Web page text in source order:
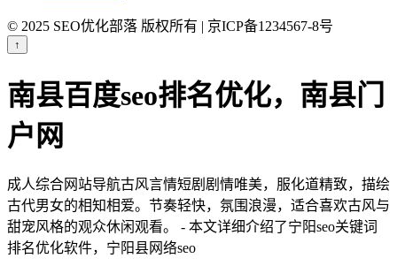
© 2025 SEO优化部落 版权所有 | 京ICP备1234567-8号
↑
南县百度seo排名优化，南县门
户网
成人综合网站导航古风言情短剧剧情唯美，服化道精致，描绘
古代男女的相知相爱。节奏轻快，氛围浪漫，适合喜欢古风与
甜宠风格的观众休闲观看。 - 本文详细介绍了宁阳seo关键词
排名优化软件，宁阳县网络seo